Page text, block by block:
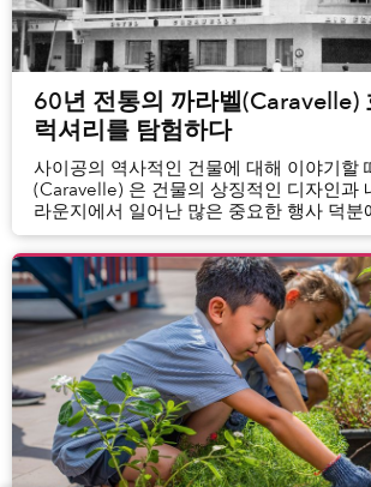
60년 전통의 까라벨(Caravelle)
럭셔리를 탐험하다
사이공의 역사적인 건물에 대해 이야기할 때, 까
(Caravelle) 은 건물의 상징적인 디자인과 내부 객실과
라운지에서 일어난 많은 중요한 행사 덕분
있다. 이 럭셔리 호텔의 60 번째 생일을 맞
사람들이 까라벨이라는...